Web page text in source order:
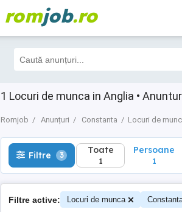
romjob.ro
1 Locuri de munca in Anglia •
Romjob Anunțuri Constanta Locuri de
Filtre 3 Toate
1
Filtre 3 Toate
1
Persoane
1
Filtre active: Locuri de munca